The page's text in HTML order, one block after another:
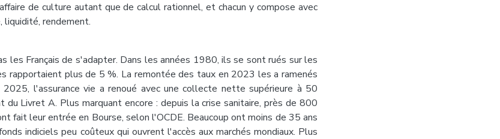
de culture autant que de calcul rationnel, et chacun y compose avec
liquidité, rendement.
les Français de s'adapter. Dans les années 1980, ils se sont rués sur les
rapportaient plus de 5 %. La remontée des taux en 2023 les a ramenés
l'assurance vie a renoué avec une collecte nette supérieure à 50
du Livret A. Plus marquant encore : depuis la crise sanitaire, près de 800
fait leur entrée en Bourse, selon l'OCDE. Beaucoup ont moins de 35 ans
indiciels peu coûteux qui ouvrent l'accès aux marchés mondiaux. Plus